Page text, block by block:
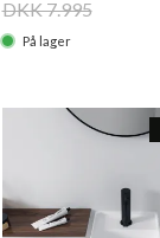
DKK 7.995
På lager